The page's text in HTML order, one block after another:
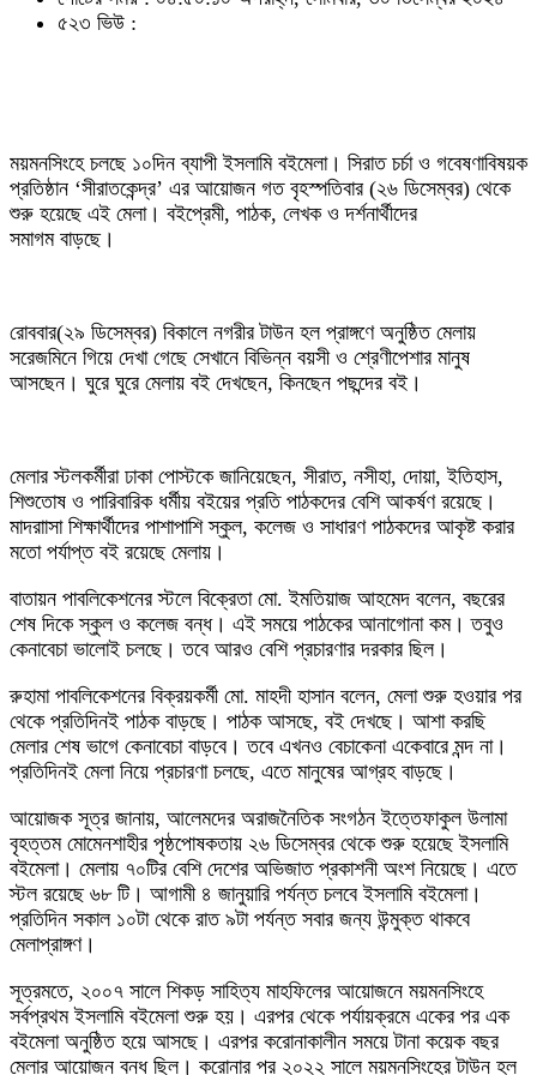
৫২৩ ভিউ :
ময়মনসিংহে চলছে ১০দিন ব্যাপী ইসলামি বইমেলা। সিরাত চর্চা ও গবেষণাবিষয়ক
প্রতিষ্ঠান ‘সীরাতকেন্দ্র’ এর আয়োজন গত বৃহস্পতিবার (২৬ ডিসেম্বর) থেকে
শুরু হয়েছে এই মেলা। বইপ্রেমী, পাঠক, লেখক ও দর্শনার্থীদের
সমাগম বাড়ছে।
রোববার(২৯ ডিসেম্বর) বিকালে নগরীর টাউন হল প্রাঙ্গণে অনুষ্ঠিত মেলায়
সরেজমিনে গিয়ে দেখা গেছে সেখানে বিভিন্ন বয়সী ও শ্রেণীপেশার মানুষ
আসছেন। ঘুরে ঘুরে মেলায় বই দেখছেন, কিনছেন পছন্দের বই।
মেলার স্টলকর্মীরা ঢাকা পোস্টকে জানিয়েছেন, সীরাত, নসীহা, দোয়া, ইতিহাস,
শিশুতোষ ও পারিবারিক ধর্মীয় বইয়ের প্রতি পাঠকদের বেশি আকর্ষণ রয়েছে।
মাদরাাসা শিক্ষার্থীদের পাশাপাশি স্কুল, কলেজ ও সাধারণ পাঠকদের আকৃষ্ট করার
মতো পর্যাপ্ত বই রয়েছে মেলায়।
বাতায়ন পাবলিকেশনের স্টলে বিক্রেতা মো. ইমতিয়াজ আহমেদ বলেন, বছরের
শেষ দিকে স্কুল ও কলেজ বন্ধ। এই সময়ে পাঠকের আনাগোনা কম। তবুও
কেনাবেচা ভালোই চলছে। তবে আরও বেশি প্রচারণার দরকার ছিল।
রুহামা পাবলিকেশনের বিক্রয়কর্মী মো. মাহদী হাসান বলেন, মেলা শুরু হওয়ার পর
থেকে প্রতিদিনই পাঠক বাড়ছে। পাঠক আসছে, বই দেখছে। আশা করছি
মেলার শেষ ভাগে কেনাবেচা বাড়বে। তবে এখনও বেচাকেনা একেবারে মন্দ না।
প্রতিদিনই মেলা নিয়ে প্রচারণা চলছে, এতে মানুষের আগ্রহ বাড়ছে।
আয়োজক সূত্র জানায়, আলেমদের অরাজনৈতিক সংগঠন ইত্তেফাকুল উলামা
বৃহত্তম মোমেনশাহীর পৃষ্ঠপোষকতায় ২৬ ডিসেম্বর থেকে শুরু হয়েছে ইসলামি
বইমেলা। মেলায় ৭০টির বেশি দেশের অভিজাত প্রকাশনী অংশ নিয়েছে। এতে
স্টল রয়েছে ৬৮ টি। আগামী ৪ জানুয়ারি পর্যন্ত চলবে ইসলামি বইমেলা।
প্রতিদিন সকাল ১০টা থেকে রাত ৯টা পর্যন্ত সবার জন্য উন্মুক্ত থাকবে
মেলাপ্রাঙ্গণ।
সূত্রমতে, ২০০৭ সালে শিকড় সাহিত্য মাহফিলের আয়োজনে ময়মনসিংহে
সর্বপ্রথম ইসলামি বইমেলা শুরু হয়। এরপর থেকে পর্যায়ক্রমে একের পর এক
বইমেলা অনুষ্ঠিত হয়ে আসছে। এরপর করোনাকালীন সময়ে টানা কয়েক বছর
মেলার আয়োজন বন্ধ ছিল। করোনার পর ২০২২ সালে ময়মনসিংহের টাউন হল